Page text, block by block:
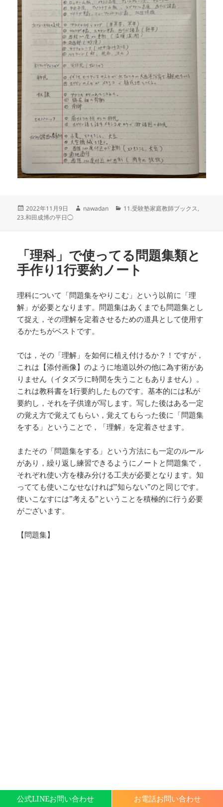
公式LINEお問い合わせ お電話お問い合わせ
投
稿
2022年11月9日
作
nawadan
カ
11.受験塾家庭教師ブックス,
23.和田成博の平日◯
「理科」で使ってる問題集類と
手作り1行要約ノート
理科について「問題集をやりこむ」という以前に「理
解」が必要となります。問題集はあくまでも問題集とし
て捉え，その理解を定着させるための道具として使用す
るかたちがベストです。
では，その「理解」を如何に植え付けるか？！ですが，
これは【添付画像】のように地道以外の他に為す術があ
りません（イタズラに時間を失うこともありません）。
これは教科書を1行要約したものです。基本的には私が
要約し，それを子供達が写します。写した後はある一定
の覚え方で覚えてもらい，覚えてもらった後に「問題集
をする」ということで，「理解」を定着させます。
またその「問題集をする」という方法にも一定のルール
があり，繰り返し練習できるようにノートと問題集で，
それぞれ使い方を棲み分ける工夫が必要となります。知
ってても使いこなせなければ”知らない”のと同じです。
使いこなすには”考える”ということを積極的に行う必要
がございます。
【問題集】